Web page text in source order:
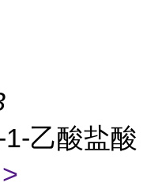
乙酸盐酸